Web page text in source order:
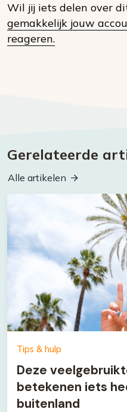
Wil jij iets delen over
gemakkelijk jouw
reageren.
Gerelateerde
Alle artikelen
Tips & hulp
Deze
betekenen iets
buitenland